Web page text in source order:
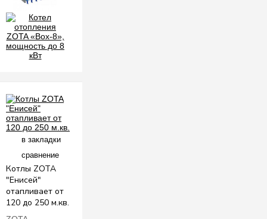
в закладки
сравнение
Котлы ZOTA
"Енисей"
отапливает от
120 до 250 м.кв.